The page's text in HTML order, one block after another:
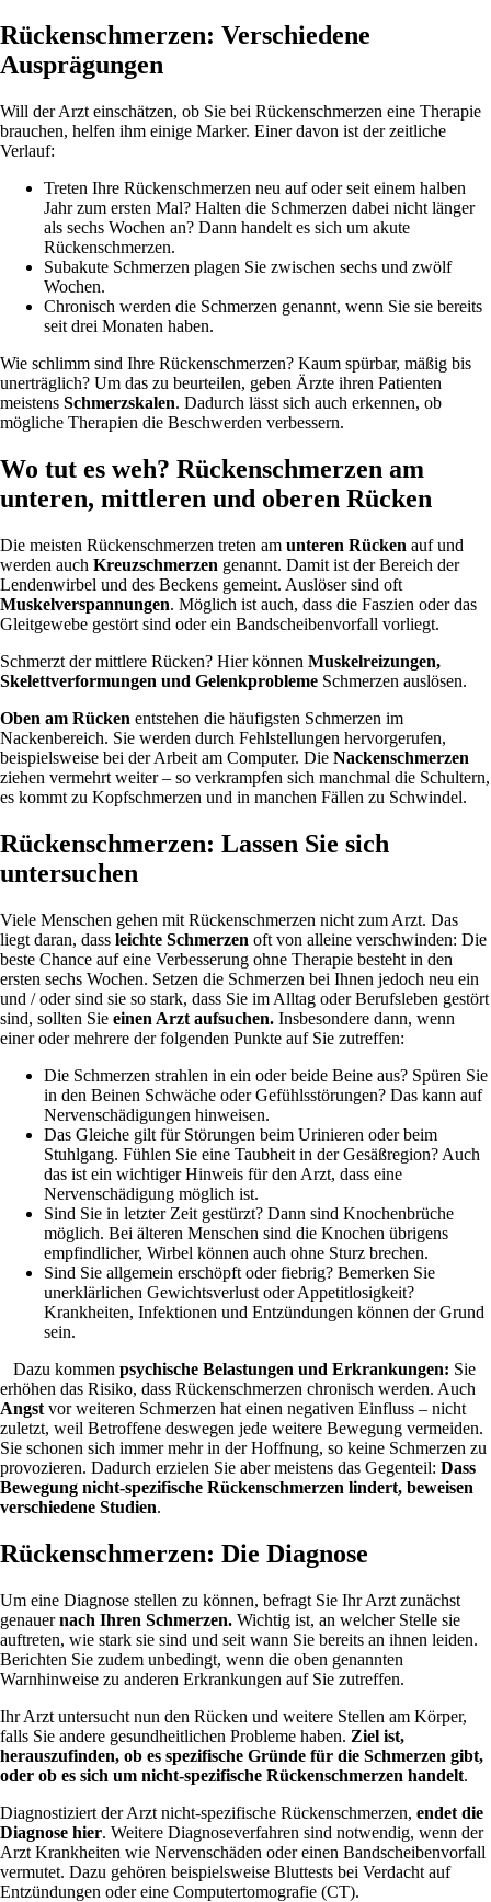
Rückenschmerzen: Verschiedene
Ausprägungen
Will der Arzt einschätzen, ob Sie bei Rückenschmerzen eine Therapie
brauchen, helfen ihm einige Marker. Einer davon ist der zeitliche
Verlauf:
Treten Ihre Rückenschmerzen neu auf oder seit einem halben
Jahr zum ersten Mal? Halten die Schmerzen dabei nicht länger
als sechs Wochen an? Dann handelt es sich um akute
Rückenschmerzen.
Subakute Schmerzen plagen Sie zwischen sechs und zwölf
Wochen.
Chronisch werden die Schmerzen genannt, wenn Sie sie bereits
seit drei Monaten haben.
Wie schlimm sind Ihre Rückenschmerzen? Kaum spürbar, mäßig bis
unerträglich? Um das zu beurteilen, geben Ärzte ihren Patienten
meistens Schmerzskalen. Dadurch lässt sich auch erkennen, ob
mögliche Therapien die Beschwerden verbessern.
Wo tut es weh? Rückenschmerzen am
unteren, mittleren und oberen Rücken
Die meisten Rückenschmerzen treten am unteren Rücken auf und
werden auch Kreuzschmerzen genannt. Damit ist der Bereich der
Lendenwirbel und des Beckens gemeint. Auslöser sind oft
Muskelverspannungen. Möglich ist auch, dass die Faszien oder das
Gleitgewebe gestört sind oder ein Bandscheibenvorfall vorliegt.
Schmerzt der mittlere Rücken? Hier können Muskelreizungen,
Skelettverformungen und Gelenkprobleme Schmerzen auslösen.
Oben am Rücken entstehen die häufigsten Schmerzen im
Nackenbereich. Sie werden durch Fehlstellungen hervorgerufen,
beispielsweise bei der Arbeit am Computer. Die Nackenschmerzen
ziehen vermehrt weiter – so verkrampfen sich manchmal die Schultern,
es kommt zu Kopfschmerzen und in manchen Fällen zu Schwindel.
Rückenschmerzen: Lassen Sie sich
untersuchen
Viele Menschen gehen mit Rückenschmerzen nicht zum Arzt. Das
liegt daran, dass leichte Schmerzen oft von alleine verschwinden: Die
beste Chance auf eine Verbesserung ohne Therapie besteht in den
ersten sechs Wochen. Setzen die Schmerzen bei Ihnen jedoch neu ein
und / oder sind sie so stark, dass Sie im Alltag oder Berufsleben gestört
sind, sollten Sie einen Arzt aufsuchen. Insbesondere dann, wenn
einer oder mehrere der folgenden Punkte auf Sie zutreffen:
Die Schmerzen strahlen in ein oder beide Beine aus? Spüren Sie
in den Beinen Schwäche oder Gefühlsstörungen? Das kann auf
Nervenschädigungen hinweisen.
Das Gleiche gilt für Störungen beim Urinieren oder beim
Stuhlgang. Fühlen Sie eine Taubheit in der Gesäßregion? Auch
das ist ein wichtiger Hinweis für den Arzt, dass eine
Nervenschädigung möglich ist.
Sind Sie in letzter Zeit gestürzt? Dann sind Knochenbrüche
möglich. Bei älteren Menschen sind die Knochen übrigens
empfindlicher, Wirbel können auch ohne Sturz brechen.
Sind Sie allgemein erschöpft oder fiebrig? Bemerken Sie
unerklärlichen Gewichtsverlust oder Appetitlosigkeit?
Krankheiten, Infektionen und Entzündungen können der Grund
sein.
Dazu kommen psychische Belastungen und Erkrankungen: Sie
erhöhen das Risiko, dass Rückenschmerzen chronisch werden. Auch
Angst vor weiteren Schmerzen hat einen negativen Einfluss – nicht
zuletzt, weil Betroffene deswegen jede weitere Bewegung vermeiden.
Sie schonen sich immer mehr in der Hoffnung, so keine Schmerzen zu
provozieren. Dadurch erzielen Sie aber meistens das Gegenteil: Dass
Bewegung nicht-spezifische Rückenschmerzen lindert, beweisen
verschiedene Studien.
Rückenschmerzen: Die Diagnose
Um eine Diagnose stellen zu können, befragt Sie Ihr Arzt zunächst
genauernach Ihren Schmerzen. Wichtig ist, an welcher Stelle sie
auftreten, wie stark sie sind und seit wann Sie bereits an ihnen leiden.
Berichten Sie zudem unbedingt, wenn die oben genannten
Warnhinweise zu anderen Erkrankungen auf Sie zutreffen.
Ihr Arzt untersucht nun den Rücken und weitere Stellen am Körper,
falls Sie andere gesundheitlichen Probleme haben. Ziel ist,
herauszufinden, ob es spezifische Gründe für die Schmerzen gibt,
oder ob es sich um nicht-spezifische Rückenschmerzen handelt.
Diagnostiziert der Arzt nicht-spezifische Rückenschmerzen, endet die
Diagnose hier. Weitere Diagnoseverfahren sind notwendig, wenn der
Arzt Krankheiten wie Nervenschäden oder einen Bandscheibenvorfall
vermutet. Dazu gehören beispielsweise Bluttests bei Verdacht auf
Entzündungen oder eine Computertomografie (CT).